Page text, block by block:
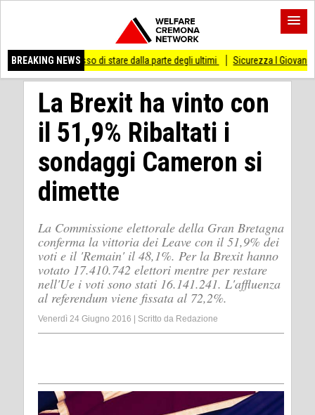
BREAKING NEWS
smesso di stare dalla parte degli ultimi Sicurezza I Giovani Democratici
La Brexit ha vinto con
il 51,9% Ribaltati i
sondaggi Cameron si
dimette
La Commissione elettorale della Gran Bretagna
conferma la vittoria dei Leave con il 51,9% dei
voti e il 'Remain' il 48,1%. Per la Brexit hanno
votato 17.410.742 elettori mentre per restare
nell'Ue i voti sono stati 16.141.241. L'affluenza
al referendum viene fissata al 72,2%.
Venerdì 24 Giugno 2016 Scritto da Redazione